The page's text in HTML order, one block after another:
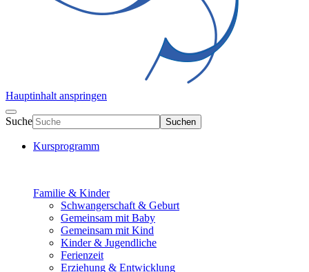
Hauptinhalt anspringen
Suche Suchen
Kursprogramm
Familie & Kinder
Schwangerschaft & Geburt
Gemeinsam mit Baby
Gemeinsam mit Kind
Kinder & Jugendliche
Ferienzeit
Erziehung & Entwicklung